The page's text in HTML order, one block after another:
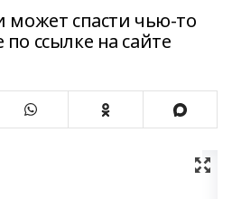
может спасти чью-то
ссылке на сайте